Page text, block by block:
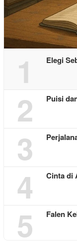
1 Elegi
2 Puisi
3
4 Cinta di
5 Falen